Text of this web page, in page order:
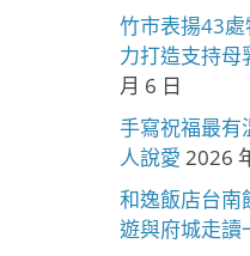
竹市表揚43
力打造支持母
月 6 日
手寫祝福最
人說愛 2026
和逸飯店台
遊與府城走讀